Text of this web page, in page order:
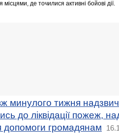
місцями, де точилися активні бойові дії.
минулого тижня
до ліквідації пожеж,
допомоги громадянам